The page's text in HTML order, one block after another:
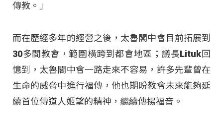
傳教。」
而在歷經多年的經營之後，太魯閣中會目前拓展到
30多間教會，範圍橫跨到都會地區；議長Lituk回
憶到，太魯閣中會一路走來不容易，許多先輩曾在
生命的威脅中進行福傳，他也期盼教會未來能夠延
續首位傳道人姬望的精神，繼續傳揚福音。